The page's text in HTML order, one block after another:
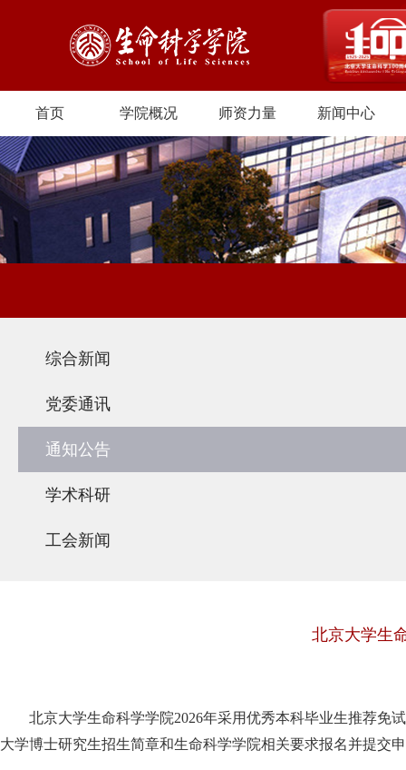
首页 学院概况 师资力量 新闻中心
综合新闻
党委通讯
通知公告
学术科研
工会新闻
北京大学生
北京大学生命科学学院2026年采用优秀本科毕业生推荐免
大学博士研究生招生简章和生命科学学院相关要求报名并提交